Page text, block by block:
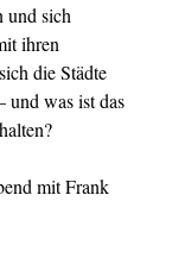
und sich
ihren
die Städte
und was ist das
mit Frank